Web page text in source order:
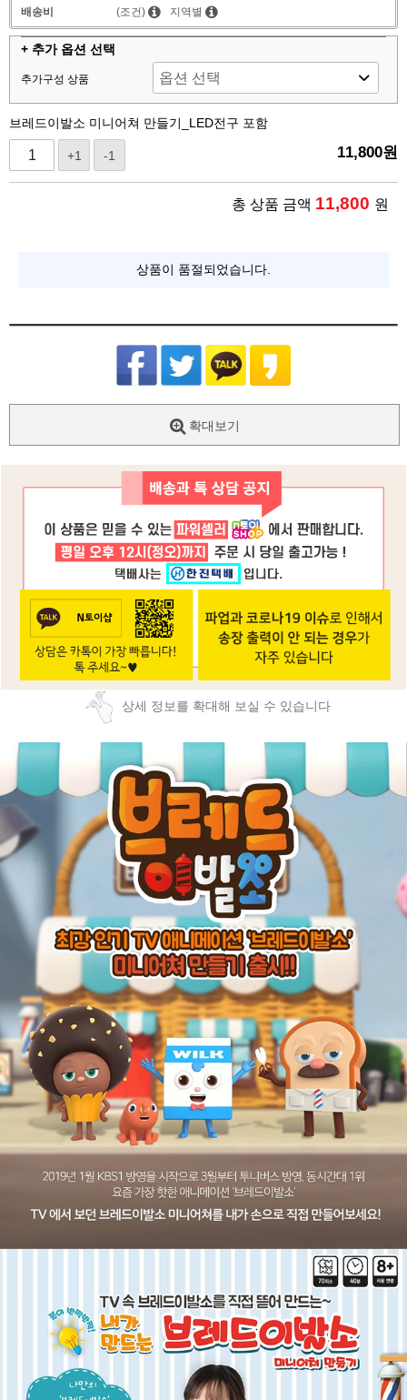
배송비 (조건) 지역별
+ 추가 옵션 선택
추가구성 상품
브레드이발소 미니어쳐 만들기_LED전구 포함
+1 -1 11,800원
총 상품 금액 11,800 원
상품이 품절되었습니다.
확대보기
상세 정보를 확대해 보실 수 있습니다